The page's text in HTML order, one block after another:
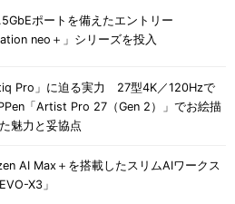
ポートを備えたエントリー
neo＋」シリーズを投入
Pro」に迫る実力 27型4K／120Hzで
「Artist Pro 27（Gen 2）」でお絵描
魅力と妥協点
AI Max＋を搭載したスリムAIワークス
X3」